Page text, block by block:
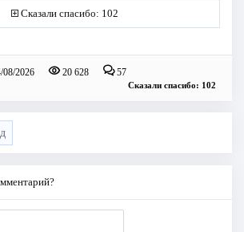
Сказали спасибо: 102
08/2026 20 628 57
Сказали спасибо: 102